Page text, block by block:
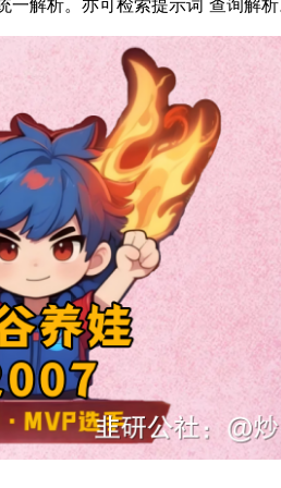
一解析。亦可检索提示词 查询解